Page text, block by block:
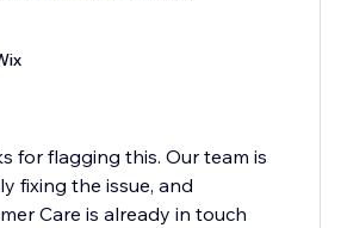
for flagging this. Our team is
fixing the issue, and
Care is already in touch